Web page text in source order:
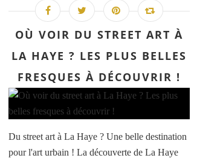
OÙ VOIR DU STREET ART À
LA HAYE ? LES PLUS BELLES
FRESQUES À DÉCOUVRIR !
Du street art à La Haye ? Une belle destination
pour l'art urbain ! La découverte de La Haye